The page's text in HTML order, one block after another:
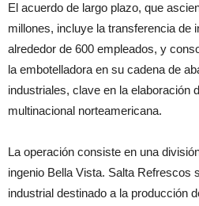
El acuerdo de largo plazo, que
millones, incluye la transferencia de
alrededor de 600 empleados, y
la embotelladora en su cadena de
industriales, clave en la elaboración
multinacional norteamericana.
La operación consiste en una
ingenio Bella Vista. Salta Refrescos
industrial destinado a la producción